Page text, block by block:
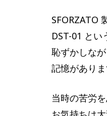
SFORZATO
DST-01 とい
恥ずかしな
記憶がありま
当時の苦労